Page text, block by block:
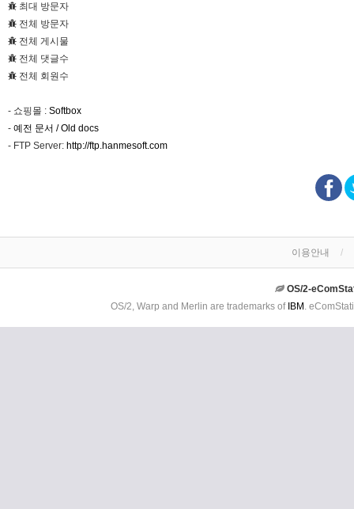
최대 방문자
전체 방문자
전체 게시물
전체 댓글수
전체 회원수
- 쇼핑몰 : Softbox
- 예전 문서 / Old docs
- FTP Server: http://ftp.hanmesoft.com
이용안내
OS/2-
OS/2, Warp and Merlin are trademarks of IBM .